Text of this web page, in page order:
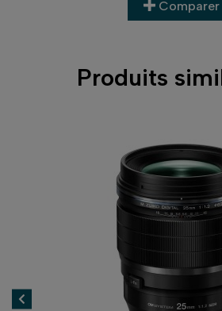
Comparer
Produits